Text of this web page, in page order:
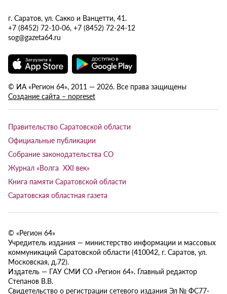
г. Саратов, ул. Сакко и Ванцетти, 41.
+7 (8452) 72-10-06, +7 (8452) 72-24-12
sog@gazeta64.ru
© ИА «Регион 64», 2011 — 2026. Все права защищены
Создание сайта – nopreset
Правительство Саратовской области
Официальные публикации
Собрание законодательства СО
Журнал «Волга XXI век»
Книга памяти Саратовской области
Саратовская областная газета
© «Регион 64»
Учредитель издания — министерство информации и массовых
коммуникаций Саратовской области (410042, г. Саратов, ул.
Московская, д.72).
Издатель — ГАУ СМИ СО «Регион 64». Главный редактор
Степанов В.В.
Свидетельство о регистрации сетевого издания Эл № ФС77-